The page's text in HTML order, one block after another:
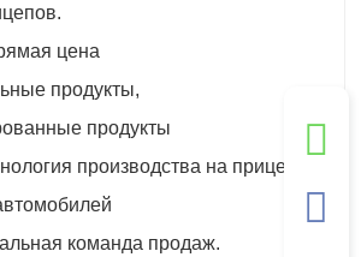
цена
продукты,
продукты
производства на прицепе
команда продаж.